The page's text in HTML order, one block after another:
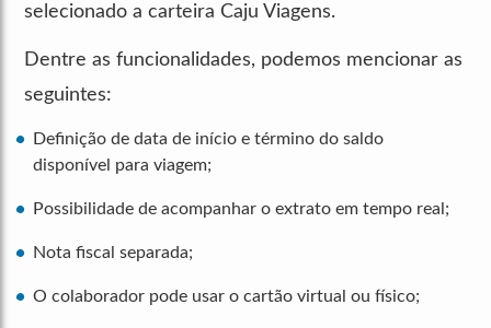
selecionado a carteira Caju Viagens.
Dentre as funcionalidades, podemos mencionar as
seguintes:
Definição de data de início e término do saldo
disponível para viagem;
Possibilidade de acompanhar o extrato em tempo real;
Nota fiscal separada;
O colaborador pode usar o cartão virtual ou físico;